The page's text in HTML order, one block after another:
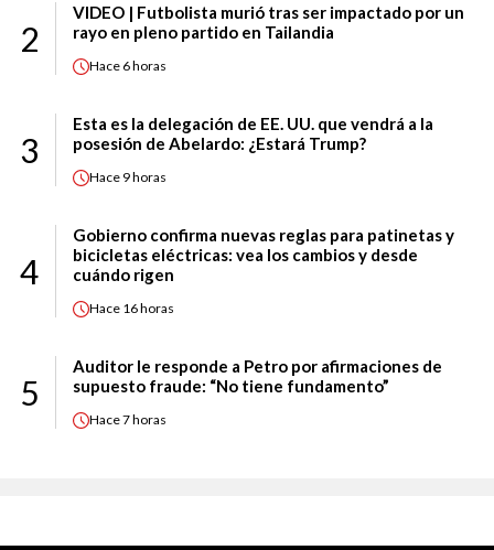
2
VIDEO | Futbolista murió tras ser impactado por un
rayo en pleno partido en Tailandia
Hace 6 horas
3
Esta es la delegación de EE. UU. que vendrá a la
posesión de Abelardo: ¿Estará Trump?
Hace 9 horas
4
Gobierno confirma nuevas reglas para patinetas y
bicicletas eléctricas: vea los cambios y desde
cuándo rigen
Hace 16 horas
5
Auditor le responde a Petro por afirmaciones de
supuesto fraude: “No tiene fundamento”
Hace7 horas